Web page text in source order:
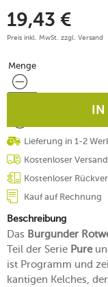
19,43 €
Preis inkl. MwSt. zzgl. Versand
Menge
Menge
Lieferung in 1-2
Kostenloser
Kostenloser
Kauf auf Rechnung
Beschreibung
Das Burgunder
Teil der Serie Pure
ist Programm und
kantigen Kelches,